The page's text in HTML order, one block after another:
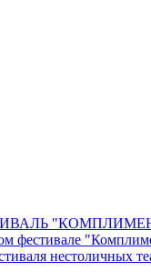
фестивале
нестоличных